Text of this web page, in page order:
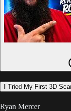
I Tried My First 3D
Ryan Mercer